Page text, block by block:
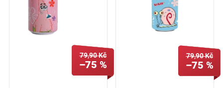
79,90 Kč
–75 %
79,90 Kč
–75 %